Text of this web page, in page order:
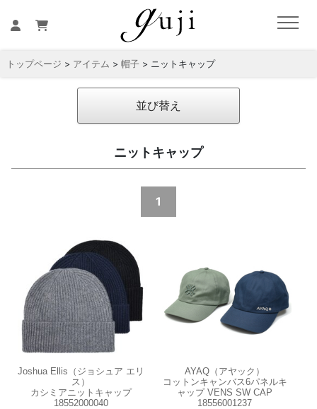
トップページ > アイテム > 帽子> ニットキャップ
並び替え
ニットキャップ
1
Joshua Ellis（ジョシュア エリ
ス）
カシミアニットキャップ
18552000040
AYAQ（アヤック）
コットンキャンバス6パネルキ
ャップ VENS SW CAP
18556001237